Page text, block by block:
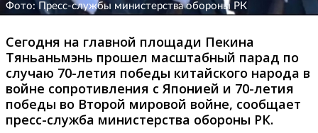
Фото: Пресс-службы министерства обороны РК
Сегодня на главной площади Пекина
Тяньаньмэнь прошел масштабный парад по
случаю 70-летия победы китайского народа в
войне сопротивления с Японией и 70-летия
победы во Второй мировой войне, сообщает
пресс-служба министерства обороны РК.